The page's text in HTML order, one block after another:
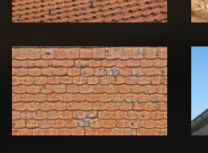
démoussage de
toiture 39
Jura